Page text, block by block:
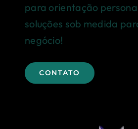
para orientação
soluções sob medida
negócio!
CONTATO